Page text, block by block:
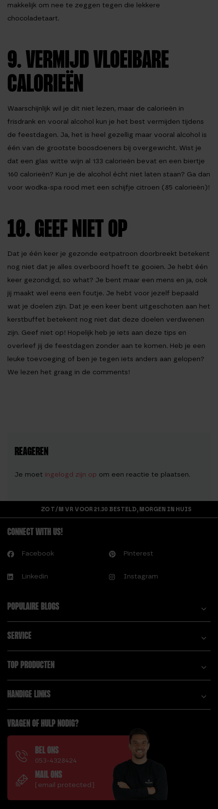
makkelijk om nee te zeggen tegen die lekkere
chocoladetaart.
9. VERMIJD VLOEIBARE
CALORIEËN
Waarschijnlijk wil je dit niet lezen, maar de calorieën in
frisdrank en vooral alcohol kun je het best vermijden tijdens
de feestdagen. Ja, het is heel gezellig maar vooral alcohol is
één van de grootste boosdoeners bij overgewicht. Wist je
dat een glas witte wijn al 133 calorieën bevat en een biertje
160 calorieën? Kun je de alcohol écht niet laten staan? Ga dan
voor wodka-spa rood met een schijfje citroen (85 calorieën)!
10. GEEF NIET OP
Dat je één keer je gezonde eetpatroon doorbreekt betekent
nog niet dat je alles overboord hoeft te gooien. Je hebt één
keer gezondigd, so what? Je bent maar een mens en ja, ook
jij maakt wel eens een foutje. Je hebt voor jezelf bepaald
wat je doelen zijn. Dat je een keer bent uitgeschoten aan het
kerstbuffet betekent nog niet dat deze doelen verdwenen
zijn. Geef niet op! Hopelijk heb je iets aan deze tips en
overleef jij de feestdagen zonder aan te komen. Heb je een
leuke toevoeging of ben je tegen iets anders aan gelopen?
We lezen het graag in de comments!
REAGEREN
Je moet ingelogd zijn op om een reactie te plaatsen.
ZO T/M VR VOOR 21.30 BESTELD, MORGEN IN HUIS
CONNECT WITH US!
Facebook Pinterest
Linkedin Instagram
POPULAIRE BLOGS
SERVICE
TOP PRODUCTEN
HANDIGE LINKS
VRAGEN OF HULP NODIG?
BEL ONS
053-4328424
MAIL ONS
[email protected]